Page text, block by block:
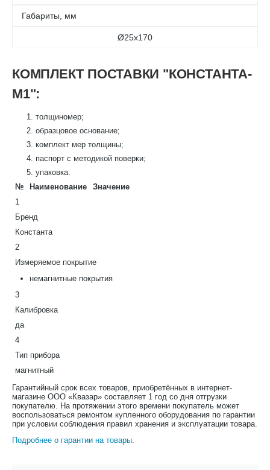
Габариты, мм
Ø25х170
КОМПЛЕКТ ПОСТАВКИ "КОНСТАНТА-
М1":
толщиномер;
образцовое основание;
комплект мер толщины;
паспорт с методикой поверки;
упаковка.
№
Наименование
Значение
1
Бренд
Константа
2
Измеряемое покрытие
немагнитные покрытия
3
Калибровка
да
4
Тип прибора
магнитный
Гарантийный срок всех товаров, приобретённых в интернет-
магазине ООО «Квазар» составляет 1 год со дня отгрузки
покупателю. На протяжении этого времени покупатель может
воспользоваться ремонтом купленного оборудования по гарантии
при условии соблюдения правил хранения и эксплуатации товара.
Подробнее о гарантии на товары.